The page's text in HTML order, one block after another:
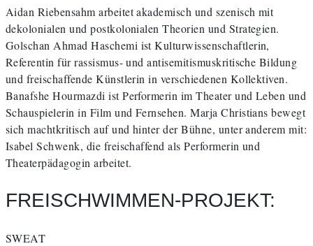
Aidan Riebensahm arbeitet akademisch und szenisch mit
dekolonialen und postkolonialen Theorien und Strategien.
Golschan Ahmad Haschemi ist Kulturwissenschaftlerin,
Referentin für rassismus- und antisemitismuskritische Bildung
und freischaffende Künstlerin in verschiedenen Kollektiven.
Banafshe Hourmazdi ist Performerin im Theater und Leben und
Schauspielerin in Film und Fernsehen. Marja Christians bewegt
sich machtkritisch auf und hinter der Bühne, unter anderem mit:
Isabel Schwenk, die freischaffend als Performerin und
Theaterpädagogin arbeitet.
FREISCHWIMMEN-PROJEKT:
SWEAT